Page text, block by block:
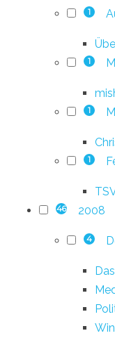
1
1
1
1
46 2008
4